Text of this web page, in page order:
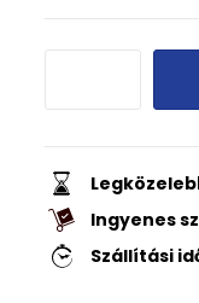
Ingyenes
Szállítási